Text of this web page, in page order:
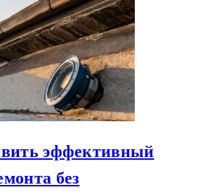
эффективный
без